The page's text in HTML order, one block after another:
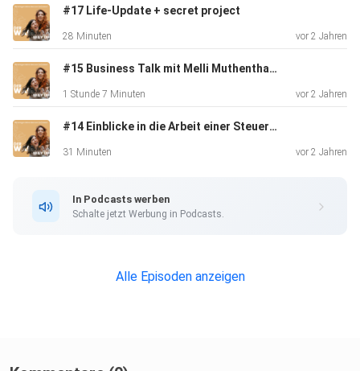
Du hast Fragen? Dann schreibe uns gerne eine Mail an
hallo@wamara.at
Auf Instagram, Facebook und LinkedIn findest du uns unter
#17 Life-Update + secret project
28 Minuten vor 2 Jahren
#15 Business Talk mit Melli Muthenthaler: How to Instagram Marketing
1 Stunde 7 Minuten vor 2 Jahren
#14 Einblicke in die Arbeit einer Steuer- und Unternehmensberaterin
31 Minuten vor 2 Jahren
In Podcasts werben
Schalte jetzt Werbung in Podcasts.
Alle Episoden anzeigen